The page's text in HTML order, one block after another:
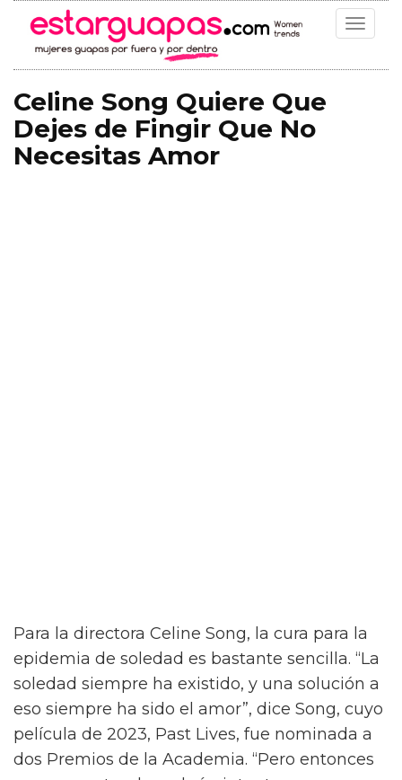
Toggle
Celine Song Quiere Que
Dejes de Fingir Que No
Necesitas Amor